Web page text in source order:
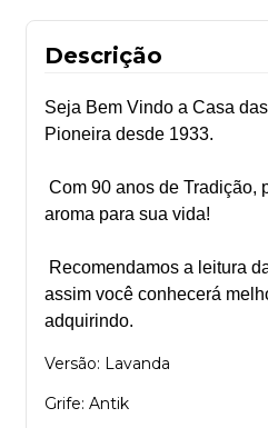
Descrição
Seja Bem Vindo a Casa
Pioneira desde 1933.
Com 90 anos de Tradição,
aroma para sua vida!
Recomendamos a leitura
assim você conhecerá
adquirindo.
Versão: Lavanda
Grife: Antik